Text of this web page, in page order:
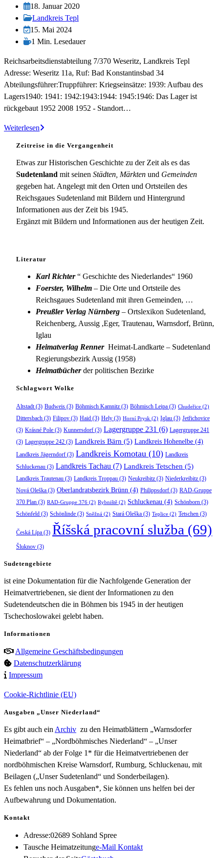
Autor:
Beitrag
veröffentlicht:
18. Januar 2020
Beitrags-
Kategorie:
Landkreis Tepl
Beitrag
zuletzt
am:
15. Mai 2024
Lesedauer:
1 Min. Lesedauer
Reichsarbeitsdienstabteilung 7/370 Weseritz, Landkreis Tepl
Adresse: Weseritz 11a, Ruf: Bad Konstantinsbad 34
Abteilungsführer:Truppführer: Kriegseinsätze: 1939: Aufbau des
Lagers1940: 1941: 1942:1943:1944: 1945:1946: Das Lager ist
rückgebaut 1952 2008 1952 - Standort…
WeiterlesenRAD-
Weseritz
Zeitreise in die Vergangenheit
Etwas zur Historischen Geschichte zu der Zeit als es das
Sudetenland mit seinen Städten, Märkten und Gemeinden
gegeben hat. Angelegt mit den Orten und Ortsteilen des
Reichsgaues Sudetenland mit Bildern und Hintergrund
Informationen aus der Zeit bis 1945.
Ergänzt mit Bildern und Informationen aus der heutigen Zeit.
Literatur
Karl Richter“ Geschichte des Niederlandes“ 1960
Foerster, Wilhelm – Die Orte und Ortsteile des
Reichsgaues Sudetenland mit ihren Gemeinden, …
Preußler Verlag Nürnberg – Ortslexikon Sudetenland,
Reichenberg, Aussig ,Eger, Trautenau, Warnsdorf, Brünn,
Iglau
Heimatverlag Renner Heimat-Landkarte – Sudetenland
Regierungsbezirk Aussig (1958)
Heimatbücherder politischen Bezirke
Schlagwort Wolke
Altstadt (3) Budweis (3) Böhmisch Kamnitz (3) Böhmisch Leipa (3) Chudeřice (2)
Dittersbach (3) Filipov (3) Haid (3) Hely (3) Horní Prysk (2) Iglau (3) Jetřichovice
(3) Krásné Pole (3) Kunnersdorf (3) Lagergruppe 231 (6) Lagergruppe 241
(3) Lagergruppe 242 (3) Landkreis Bärn (5) Landkreis Hohenelbe (4)
Landkreis Jägerndorf (3) Landkreis Komotau (10) Landkreis
Schluckenau (3) Landkreis Tachau (7) Landkreis Tetschen (5)
Landkreis Trautenau (3) Landkreis Troppau (3) Neukreibitz (3) Niederkreibitz (3)
Nová Oleška (3) Oberlandratsbezirk Brünn (4) Philippsdorf (3) RAD-Gruppe
370 Plan (3) RAD-Gruppe 376 (2) Rybniště (2) Schluckenau (4) Schönborn (3)
Schönfeld (3) Schönlinde (3) Sněžná (2) Stará Oleška (3) Teplice (2) Tetschen (3)
Česká Lípa (3) Říšská pracovní služba (69)
Šluknov (3)
Sudetengebiete
ist eine Dokumentation für die Nachfolgende Generation der
Heimatvertriebenen, sie dient der Informationen zu den
Sudetendeutschen die in Böhmen bis 1945 in der heutigen
Tschechoslowakei gelebt haben.
Informationen
Allgemeine Geschäftsbedingungen
Datenschutzerklärung
Impressum
Cookie-Richtlinie (EU)
Ausgaben „Unser Niederland“
Es gibt auch ein Archiv zu den Heimatblättern „Warnsdorfer
Heimatbrief“ – „Nordböhmisches Niederland“ – „Unser
Niederland“ ab der Folge 1* für die Heimatvertriebenen der
nordböhmischen Kreise Warnsdorf, Rumburg, Schluckenau, mit
Beilagen („Unser Sudetenland“ und Sonderbeilagen).
Es fehlen uns noch Ausgaben*, Sie können uns helfen bei der
Aufbewahrung und Dokumentation.
Kontakt
Adresse:02689 Sohland Spree
Tausche Heimatzeitunge-Mail KontaktOpens